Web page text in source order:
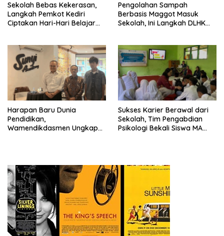
Sekolah Bebas Kekerasan,
Langkah Pemkot Kediri
Ciptakan Hari-Hari Belajar
Pengolahan Sampah
Berbasis Maggot Masuk
Sekolah, Ini Langkah DLHK
Harapan Baru Dunia
Pendidikan,
Wamendikdasmen Ungkap
Sukses Karier Berawal dari
Sekolah, Tim Pengabdian
Psikologi Bekali Siswa MA